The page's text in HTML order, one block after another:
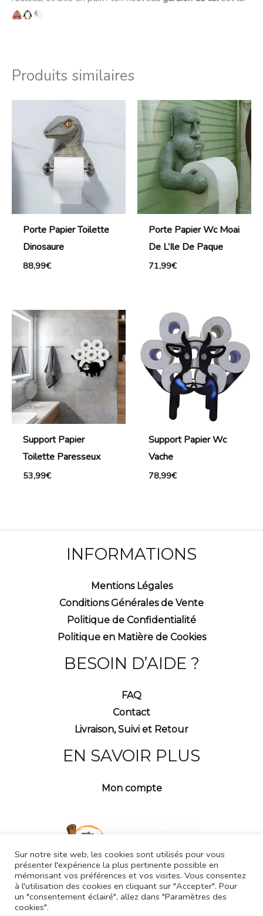
Produits similaires
Porte Papier Toilette
Dinosaure
88,99€
Porte Papier Wc Moai
De L’Ile De Paque
71,99€
Support Papier
Toilette Paresseux
53,99€
Support Papier Wc
Vache
78,99€
INFORMATIONS
Mentions Légales
Conditions Générales de Vente
Politique de Confidentialité
Politique en Matière de Cookies
BESOIN D’AIDE ?
FAQ
Contact
Livraison, Suivi et Retour
EN SAVOIR PLUS
Mon compte
Sur notre site web, les cookies sont utilisés pour vous
présenter l'expérience la plus pertinente possible en
mémorisant vos préférences et vos visites. Vous consentez
à l'utilisation des cookies en cliquant sur "Accepter". Pour
un "consentement éclairé", allez dans "Paramètres des
cookies".